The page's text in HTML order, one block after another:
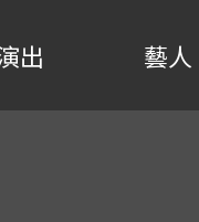
出 藝人